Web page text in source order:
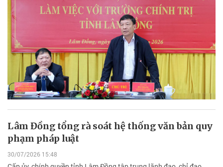
Lâm Đồng tổng rà soát hệ thống văn bản quy
phạm pháp luật
30/07/2026 15:48